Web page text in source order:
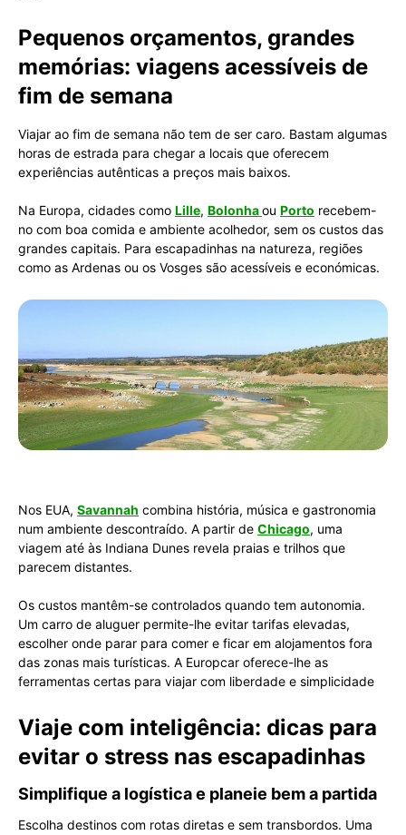
Pequenos orçamentos, grandes
memórias: viagens acessíveis de
fim de semana
Viajar ao fim de semana não tem de ser caro. Bastam algumas
horas de estrada para chegar a locais que oferecem
experiências autênticas a preços mais baixos.
Na Europa, cidades como Lille, Bolonhaou Porto recebem-
no com boa comida e ambiente acolhedor, sem os custos das
grandes capitais. Para escapadinhas na natureza, regiões
como as Ardenas ou os Vosges são acessíveis e económicas.
Nos EUA, Savannah combina história, música e gastronomia
num ambiente descontraído. A partir de Chicago, uma
viagem até às Indiana Dunes revela praias e trilhos que
parecem distantes.
Os custos mantêm-se controlados quando tem autonomia.
Um carro de aluguer permite-lhe evitar tarifas elevadas,
escolher onde parar para comer e ficar em alojamentos fora
das zonas mais turísticas. A Europcar oferece-lhe as
ferramentas certas para viajar com liberdade e simplicidade
Viaje com inteligência: dicas para
evitar o stress nas escapadinhas
Simplifique a logística e planeie bem a partida
Escolha destinos com rotas diretas e sem transbordos. Uma